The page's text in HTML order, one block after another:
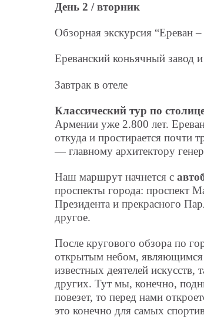
День 2 / вторник
Обзорная экскурсия “Ереван
Ереванский коньячный завод
Завтрак в отеле
Классический тур по
Армении уже 2.800 лет.
откуда и простирается почти
— главному архитектору
Наш маршрут начнется с
проспекты города: проспект
Президента и прекрасного
другое.
После кругового обзора по
открытым небом, являющимся
известных деятелей искусств,
других. Тут мы, конечно,
повезет, то перед нами
это конечно для самых